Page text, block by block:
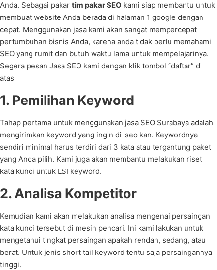
Anda. Sebagai pakar tim pakar SEO kami siap membantu untuk
membuat website Anda berada di halaman 1 google dengan
cepat. Menggunakan jasa kami akan sangat mempercepat
pertumbuhan bisnis Anda, karena anda tidak perlu memahami
SEO yang rumit dan butuh waktu lama untuk mempelajarinya.
Segera pesan Jasa SEO kami dengan klik tombol “daftar” di
atas.
1. Pemilihan Keyword
Tahap pertama untuk menggunakan jasa SEO Surabaya adalah
mengirimkan keyword yang ingin di-seo kan. Keywordnya
sendiri minimal harus terdiri dari 3 kata atau tergantung paket
yang Anda pilih. Kami juga akan membantu melakukan riset
kata kunci untuk LSI keyword.
2. Analisa Kompetitor
Kemudian kami akan melakukan analisa mengenai persaingan
kata kunci tersebut di mesin pencari. Ini kami lakukan untuk
mengetahui tingkat persaingan apakah rendah, sedang, atau
berat. Untuk jenis short tail keyword tentu saja persaingannya
tinggi.